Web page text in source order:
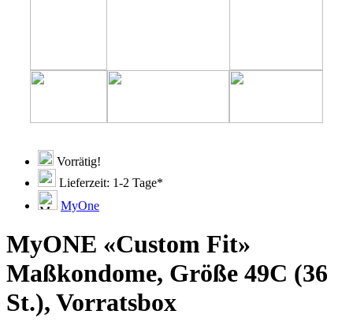
Vorrätig!
Lieferzeit: 1-2 Tage*
MyOne
MyONE «Custom Fit»
Maßkondome, Größe 49C (36
St.), Vorratsbox